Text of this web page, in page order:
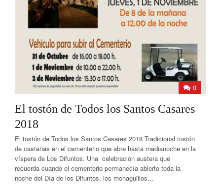
0
El tostón de Todos los Santos Casares
2018
El tostón de Todos los Santos Casares 2018 Tradicional tostón
de castañas en el cementerio que abre hasta medianoche en la
víspera de Los Difuntos. Una celebración austera que
recuerda cuando el cementerio permanecía abierto toda la
noche del Día de los Difuntos, los monaguillos...